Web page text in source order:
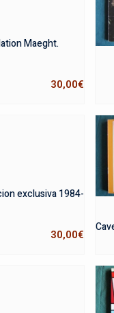
Maeght.
30,00€
exclusiva 1984-
30,00€